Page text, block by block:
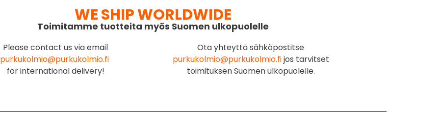
WE SHIP WORLDWIDE
Toimitamme tuotteita myös Suomen ulkopuolelle
Please contact us via email
purkukolmio@purkukolmio.fi
for international delivery!
Ota yhteyttä sähköpostitse
purkukolmio@purkukolmio.fijos tarvitset
toimituksen Suomen ulkopuolelle.